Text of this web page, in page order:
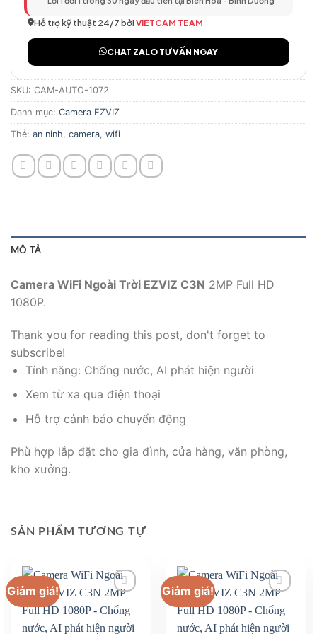
Hỗ trợ kỹ thuật 24/7 bởi VIETCAM TEAM
CHAT ZALO TƯ VẤN NGAY
SKU: CAM-AUTO-1072
Danh mục: Camera EZVIZ
Thẻ: an ninh camera wifi
MÔ TẢ
Camera WiFi Ngoài Trời EZVIZ C3N 2MP Full HD
1080P.
Thank you for reading this post, don't forget to
subscribe!
Tính năng: Chống nước, AI phát hiện người
Xem từ xa qua điện thoại
Hỗ trợ cảnh báo chuyển động
Phù hợp lắp đặt cho gia đình, cửa hàng, văn phòng,
kho xưởng.
SẢN PHẨM TƯƠNG TỰ
Giảm giá! Giảm giá!